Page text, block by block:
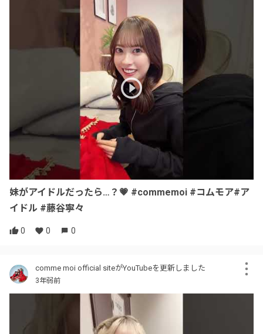
妹がアイドルだったら…？💗 #commemoi #コムモア#ア
イドル #藤谷寧々
0 0 0
comme moi official siteがYouTubeを更新しました
3年弱前